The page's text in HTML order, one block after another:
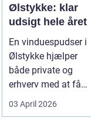
Ølstykke: klar
udsigt hele året
En vinduespudser i
Ølstykke hjælper
både private og
erhverv med at få
rene ...
03 April 2026